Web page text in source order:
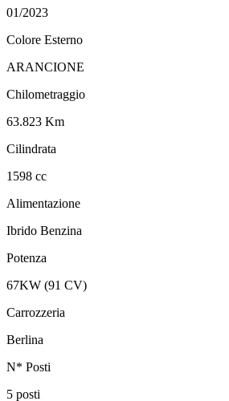
01/2023
Colore Esterno
ARANCIONE
Chilometraggio
63.823 Km
Cilindrata
1598 cc
Alimentazione
Ibrido Benzina
Potenza
67KW (91 CV)
Carrozzeria
Berlina
N* Posti
5 posti